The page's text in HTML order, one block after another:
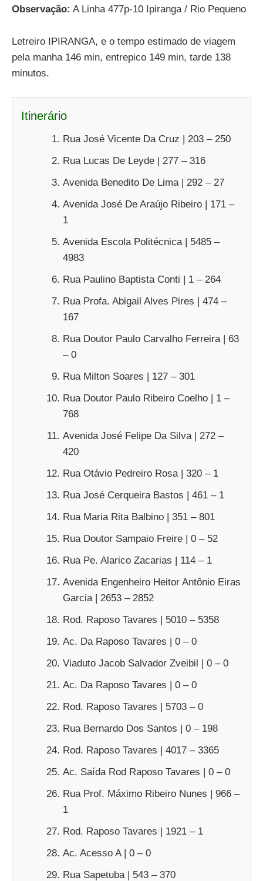
Observação: A Linha 477p-10 Ipiranga / Rio Pequeno
Letreiro IPIRANGA, e o tempo estimado de viagem
pela manha 146 min, entrepico 149 min, tarde 138
minutos.
Itinerário
Rua José Vicente Da Cruz | 203 – 250
Rua Lucas De Leyde | 277 – 316
Avenida Benedito De Lima | 292 – 27
Avenida José De Araújo Ribeiro | 171 –
1
Avenida Escola Politécnica | 5485 –
4983
Rua Paulino Baptista Conti | 1 – 264
Rua Profa. Abigail Alves Pires | 474 –
167
Rua Doutor Paulo Carvalho Ferreira | 63
– 0
Rua Milton Soares | 127 – 301
Rua Doutor Paulo Ribeiro Coelho | 1 –
768
Avenida José Felipe Da Silva | 272 –
420
Rua Otávio Pedreiro Rosa | 320 – 1
Rua José Cerqueira Bastos | 461 – 1
Rua Maria Rita Balbino | 351 – 801
Rua Doutor Sampaio Freire | 0 – 52
Rua Pe. Alarico Zacarias | 114 – 1
Avenida Engenheiro Heitor Antônio Eiras
Garcia | 2653 – 2852
Rod. Raposo Tavares | 5010 – 5358
Ac. Da Raposo Tavares | 0 – 0
Viaduto Jacob Salvador Zveibil | 0 – 0
Ac. Da Raposo Tavares | 0 – 0
Rod. Raposo Tavares | 5703 – 0
Rua Bernardo Dos Santos | 0 – 198
Rod. Raposo Tavares | 4017 – 3365
Ac. Saída Rod Raposo Tavares | 0 – 0
Rua Prof. Máximo Ribeiro Nunes | 966 –
1
Rod. Raposo Tavares | 1921 – 1
Ac. Acesso A | 0 – 0
Rua Sapetuba | 543 – 370